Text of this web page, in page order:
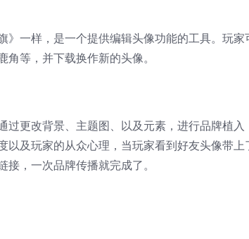
》一样，是一个提供编辑头像功能的工具。玩家
等，并下载换作新的头像。
过更改背景、主题图、以及元素，进行品牌植入
及玩家的从众心理，当玩家看到好友头像带上
，一次品牌传播就完成了。